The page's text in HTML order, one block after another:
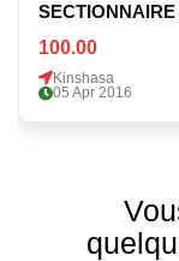
100.00
Kinshasa
05 Apr 2016